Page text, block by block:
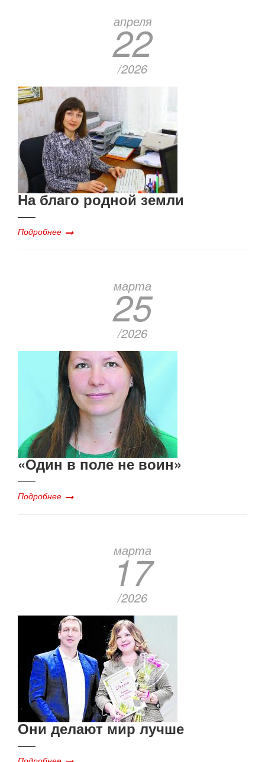
апреля
22
/2026
На благо родной земли
Подробнее
марта
25
/2026
«Один в поле не воин»
Подробнее
марта
17
/2026
Они делают мир лучше